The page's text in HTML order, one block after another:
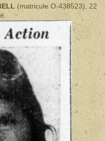
(matricule O-438523), 22